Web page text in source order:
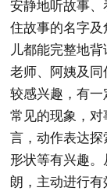
安静地听故事
住故事的名字
儿都能完整地
老师、阿姨及
较感兴趣，有
常见的现象，
言，动作表达探
形状等有兴趣
朗，主动进行